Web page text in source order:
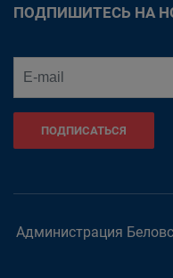
ПОДПИШИТЕСЬ НА
ПОДПИСАТЬСЯ
Администрация